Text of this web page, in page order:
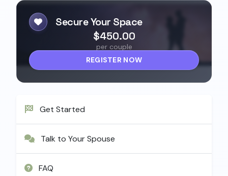
Get Started
Talk to Your Spouse
FAQ
Secure Your Space
$450.00
per couple
REGISTER NOW